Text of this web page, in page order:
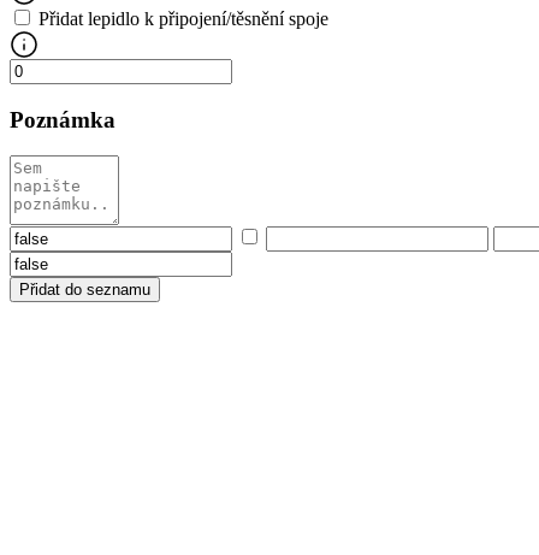
Přidat lepidlo k připojení/těsnění spoje
Poznámka
Přidat do seznamu